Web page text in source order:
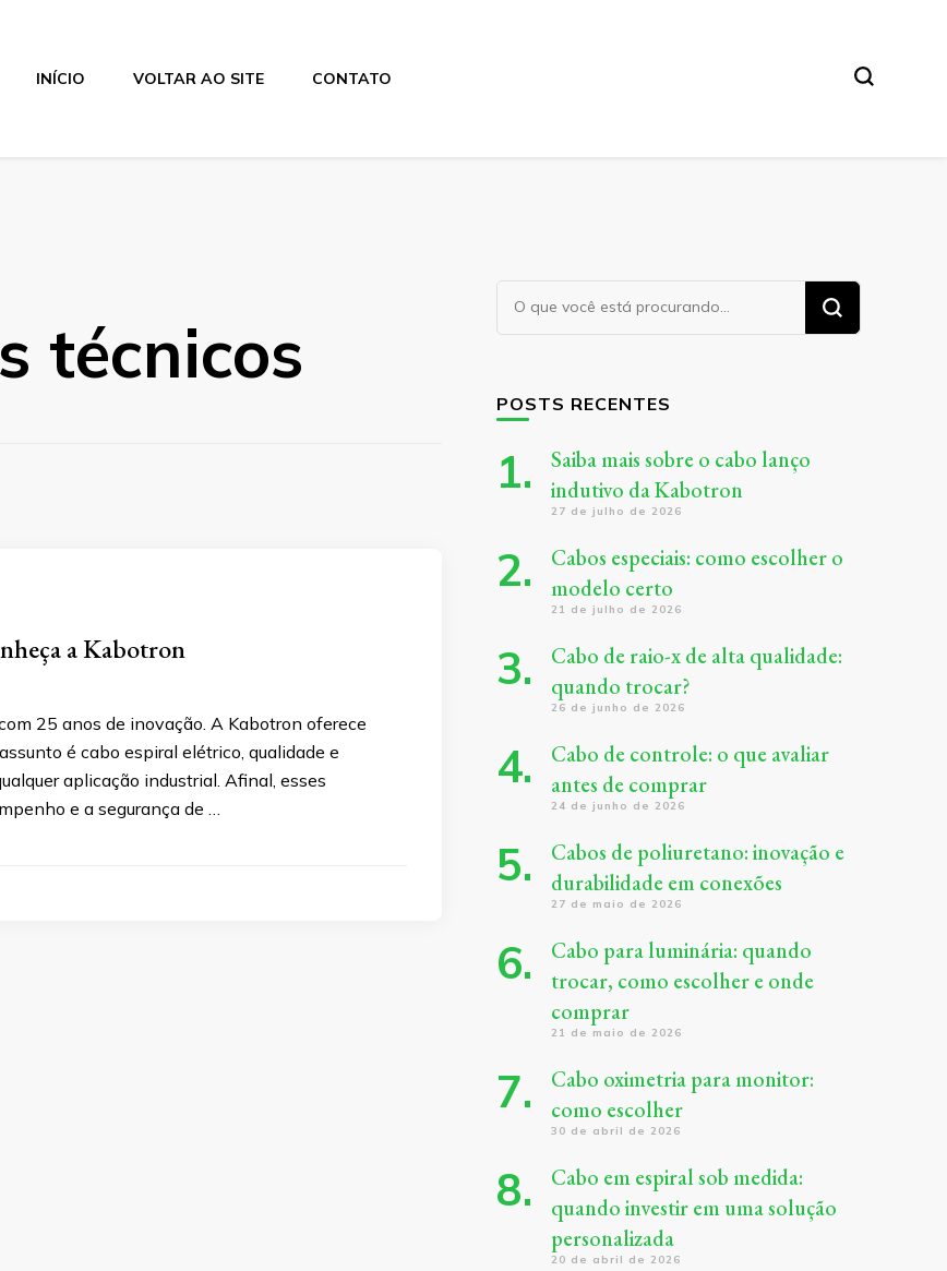
INÍCIO VOLTAR AO SITE CONTATO
técnicos
a Kabotron
25 anos de inovação. A Kabotron oferece
é cabo espiral elétrico, qualidade e
aplicação industrial. Afinal, esses
e a segurança de …
Procurando
algo?
POSTS RECENTES
Saiba mais sobre o cabo lanço
indutivo da Kabotron
27 de julho de 2026
Cabos especiais: como escolher o
modelo certo
21 de julho de 2026
Cabo de raio-x de alta qualidade:
quando trocar?
26 de junho de 2026
Cabo de controle: o que avaliar
antes de comprar
24 de junho de 2026
Cabos de poliuretano: inovação e
durabilidade em conexões
27 de maio de 2026
Cabo para luminária: quando
trocar, como escolher e onde
comprar
21 de maio de 2026
Cabo oximetria para monitor:
como escolher
30 de abril de 2026
Cabo em espiral sob medida:
quando investir em uma solução
personalizada
20 de abril de 2026